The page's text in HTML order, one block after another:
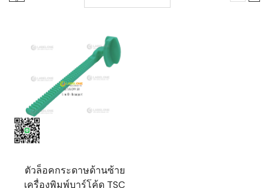
ตัวล็อคกระดาษด้านซ้าย
เครื่องพิมพ์บาร์โค้ด TSC